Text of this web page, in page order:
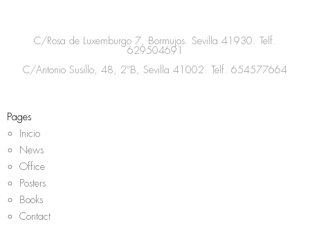
a
g
r
b
o
o
t
e
r
s
a
p
C/Rosa de Luxemburgo 7, Bormujos. Sevilla 41930. Telf.
629504691
C/Antonio Susillo, 48, 2ºB, Sevilla 41002. Telf. 654577664
Pages
Inicio
News
Office
Posters
Books
Contact